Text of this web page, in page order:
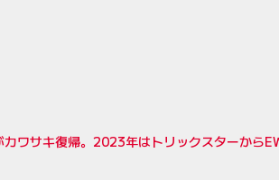
ワサキ復帰。2023年はトリックスターから